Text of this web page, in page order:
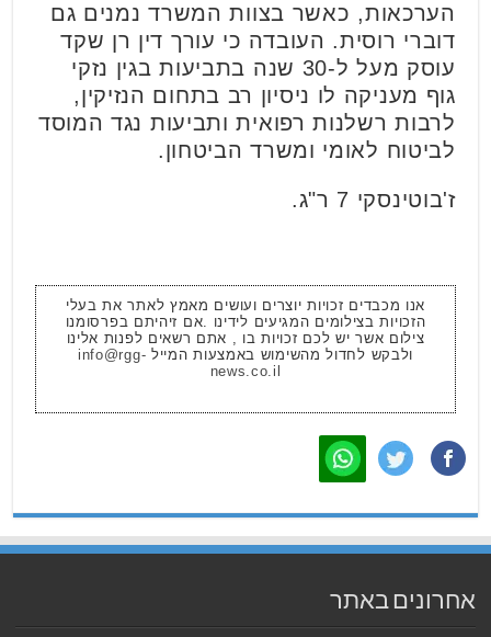
הערכאות, כאשר בצוות המשרד נמנים גם
דוברי רוסית. העובדה כי עורך דין רן שקד
עוסק מעל ל-30 שנה בתביעות בגין נזקי
גוף מעניקה לו ניסיון רב בתחום הנזיקין,
לרבות רשלנות רפואית ותביעות נגד המוסד
לביטוח לאומי ומשרד הביטחון.
ז'בוטינסקי 7 ר"ג.
אנו מכבדים זכויות יוצרים ועושים מאמץ לאתר את בעלי
הזכויות בצילומים המגיעים לידינו .אם זיהיתם בפרסומנו
צילום אשר יש לכם זכויות בו , אתם רשאים לפנות אלינו
ולבקש לחדול מהשימוש באמצעות המייל info@rgg-
news.co.il
אחרונים באתר